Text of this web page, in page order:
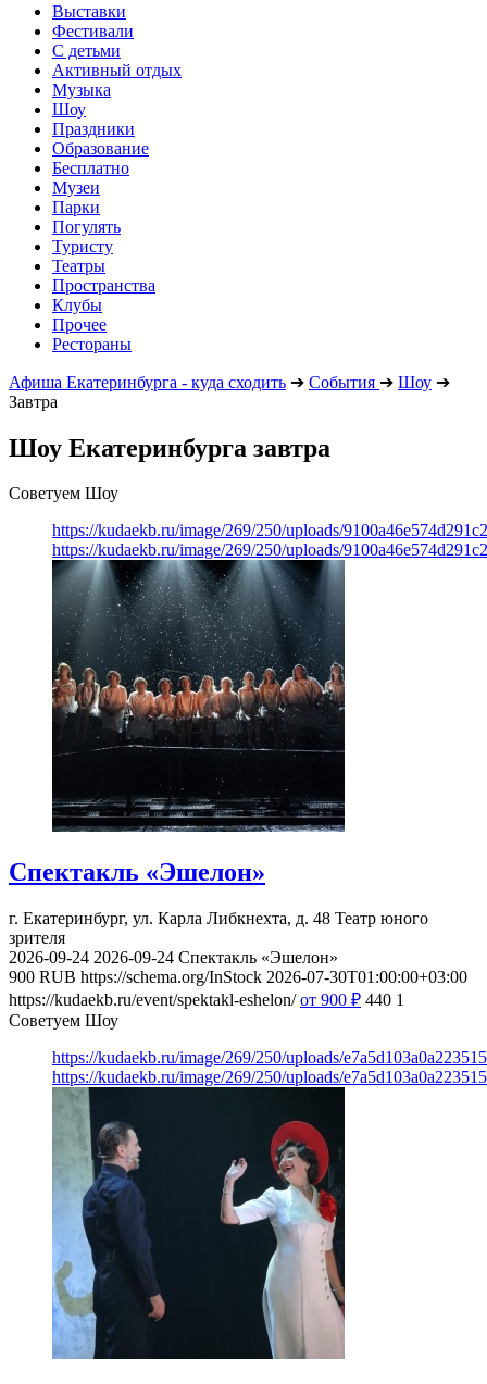
Выставки
Фестивали
С детьми
Активный отдых
Музыка
Шоу
Праздники
Образование
Бесплатно
Музеи
Парки
Погулять
Туристу
Театры
Пространства
Клубы
Прочее
Рестораны
Афиша Екатеринбурга - куда сходить ➔ События ➔ Шоу ➔
Завтра
Шоу Екатеринбурга завтра
Советуем Шоу
https://kudaekb.ru/image/269/250/uploads/
https://kudaekb.ru/image/269/250/uploads/
Спектакль «Эшелон»
г. Екатеринбург, ул. Карла Либкнехта, д. 48 Театр юного
зрителя
2026-09-24 2026-09-24 Спектакль «Эшелон»
900 RUB https://schema.org/InStock 2026-07-30T01:00:00+03:00
https://kudaekb.ru/event/spektakl-eshelon/ от 900 ₽ 440 1
Советуем Шоу
https://kudaekb.ru/image/269/250/uploads/
https://kudaekb.ru/image/269/250/uploads/